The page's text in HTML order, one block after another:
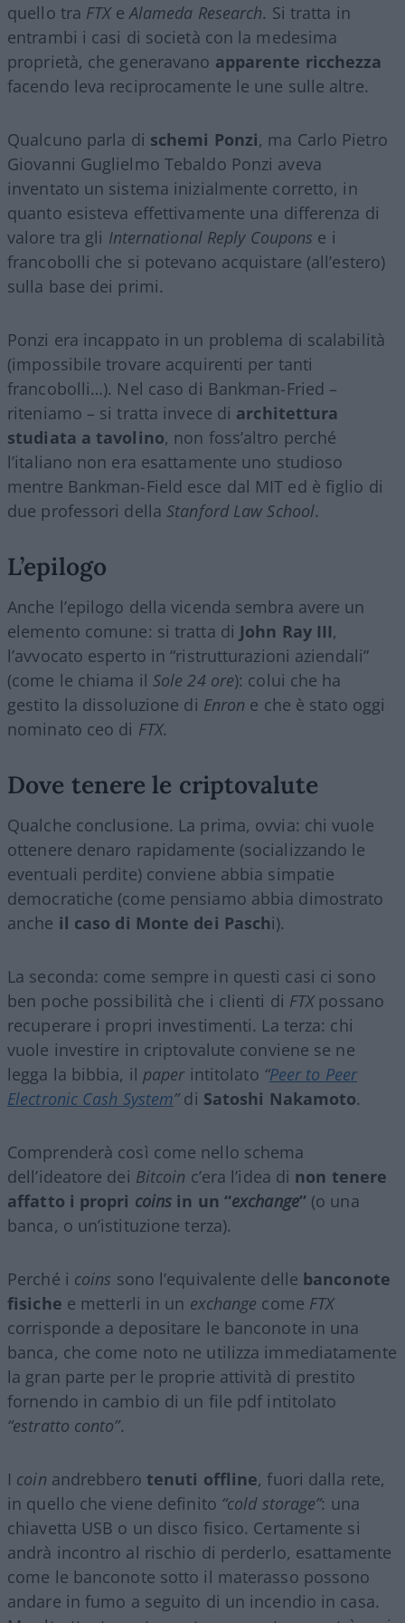
quello tra FTXe Alameda Research. Si tratta in
entrambi i casi di società con la medesima
proprietà, che generavano apparente ricchezza
facendo leva reciprocamente le une sulle altre.
Qualcuno parla di schemi Ponzi, ma Carlo Pietro
Giovanni Guglielmo Tebaldo Ponzi aveva
inventato un sistema inizialmente corretto, in
quanto esisteva effettivamente una differenza di
valore tra gli International Reply Coupons e i
francobolli che si potevano acquistare (all’estero)
sulla base dei primi.
Ponzi era incappato in un problema di scalabilità
(impossibile trovare acquirenti per tanti
francobolli…). Nel caso di Bankman-Fried –
riteniamo – si tratta invece di architettura
studiata a tavolino, non foss’altro perché
l’italiano non era esattamente uno studioso
mentre Bankman-Field esce dal MIT ed è figlio di
due professori dellaStanford Law School.
L’epilogo
Anche l’epilogo della vicenda sembra avere un
elemento comune: si tratta di John Ray III,
l’avvocato esperto in “ristrutturazioni aziendali”
(come le chiama il Sole 24 ore): colui che ha
gestito la dissoluzione di Enron e che è stato oggi
nominato ceo di FTX.
Dove tenere le criptovalute
Qualche conclusione. La prima, ovvia: chi vuole
ottenere denaro rapidamente (socializzando le
eventuali perdite) conviene abbia simpatie
democratiche (come pensiamo abbia dimostrato
anche il caso di Monte dei Paschi).
La seconda: come sempre in questi casi ci sono
ben poche possibilità che i clienti di FTXpossano
recuperare i propri investimenti. La terza: chi
vuole investire in criptovalute conviene se ne
legga la bibbia, il paperintitolato “Peer to Peer
Electronic Cash System”di Satoshi Nakamoto.
Comprenderà così come nello schema
dell’ideatore dei Bitcoin c’era l’idea di non tenere
affatto i propri coins in un “exchange”(o una
banca, o un’istituzione terza).
Perché i coins sono l’equivalente delle banconote
fisiche e metterli in un exchange come FTX
corrisponde a depositare le banconote in una
banca, che come noto ne utilizza immediatamente
la gran parte per le proprie attività di prestito
fornendo in cambio di un file pdf intitolato
“estratto conto”.
I coin andrebbero tenuti offline, fuori dalla rete,
in quello che viene definito “cold storage”: una
chiavetta USB o un disco fisico. Certamente si
andrà incontro al rischio di perderlo, esattamente
come le banconote sotto il materasso possono
andare in fumo a seguito di un incendio in casa.